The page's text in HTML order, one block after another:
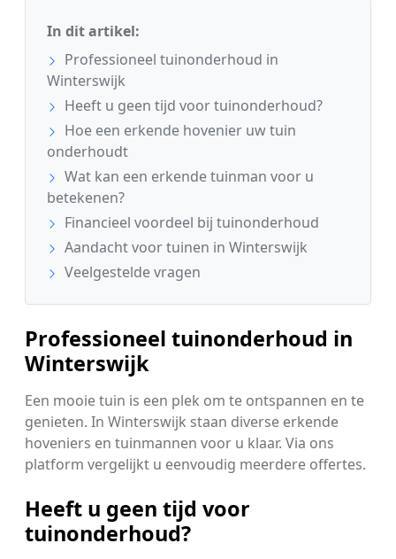
In dit artikel:
Professioneel tuinonderhoud in
Winterswijk
Heeft u geen tijd voor tuinonderhoud?
Hoe een erkende hovenier uw tuin
onderhoudt
Wat kan een erkende tuinman voor u
betekenen?
Financieel voordeel bij tuinonderhoud
Aandacht voor tuinen in Winterswijk
Veelgestelde vragen
Professioneel tuinonderhoud in
Winterswijk
Een mooie tuin is een plek om te ontspannen en te
genieten. In Winterswijk staan diverse erkende
hoveniers en tuinmannen voor u klaar. Via ons
platform vergelijkt u eenvoudig meerdere offertes.
Heeft u geen tijd voor
tuinonderhoud?